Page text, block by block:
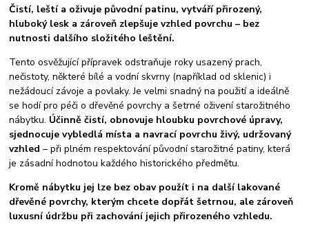
Čistí, leští a oživuje původní patinu, vytváří přirozený,
hluboký lesk a zároveň zlepšuje vzhled povrchu – bez
nutnosti dalšího složitého leštění.
Tento osvěžující přípravek odstraňuje roky usazený prach,
nečistoty, některé bílé a vodní skvrny (například od sklenic) i
nežádoucí závoje a povlaky. Je velmi snadný na použití a ideálně
se hodí pro péči o dřevěné povrchy a šetrné oživení starožitného
nábytku. Účinně čistí, obnovuje hloubku povrchové úpravy,
sjednocuje vybledlá místa a navrací povrchu živý, udržovaný
vzhled – při plném respektování původní starožitné patiny, která
je zásadní hodnotou každého historického předmětu.
Kromě nábytku jej lze bez obav použít i na další lakované
dřevěné povrchy, kterým chcete dopřát šetrnou, ale zároveň
luxusní údržbu při zachování jejich přirozeného vzhledu.